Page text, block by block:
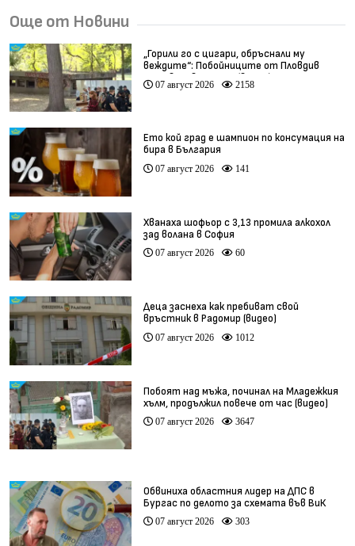
Още от Новини
„Горили го с цигари, обръснали му
веждите“: Побойниците от Пловдив
остават в ареста (видео)
07 август 2026 2158
Ето кой град е шампион по консумация на
бира в България
07 август 2026 141
Хванаха шофьор с 3,13 промила алкохол
зад волана в София
07 август 2026 60
Деца заснеха как пребиват свой
връстник в Радомир (видео)
07 август 2026 1012
Побоят над мъжа, починал на Младежкия
хълм, продължил повече от час (видео)
07 август 2026 3647
Обвиниха областния лидер на ДПС в
Бургас по делото за схемата във ВиК
07 август 2026 303